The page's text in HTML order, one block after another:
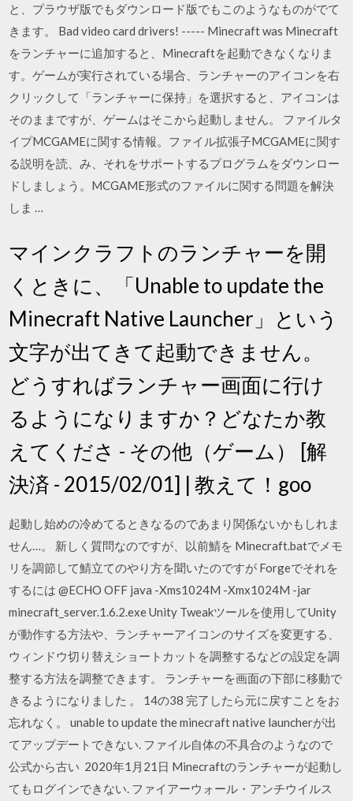
と、プラウザ版でもダウンロード版でもこのようなものがでて
きます。 Bad video card drivers! ----- Minecraft was Minecraft
をランチャーに追加すると、Minecraftを起動できなくなりま
す。ゲームが実行されている場合、ランチャーのアイコンを右
クリックして「ランチャーに保持」を選択すると、アイコンは
そのままですが、ゲームはそこから起動しません。 ファイルタ
イプMCGAMEに関する情報。ファイル拡張子MCGAMEに関す
る説明を読、み、それをサポートするプログラムをダウンロー
ドしましょう。MCGAME形式のファイルに関する問題を解決
しま …
マインクラフトのランチャーを開
くときに、「Unable to update the
Minecraft Native Launcher」という
文字が出てきて起動できません。
どうすればランチャー画面に行け
るようになりますか？どなたか教
えてくださ - その他（ゲーム） [解
決済 - 2015/02/01] | 教えて！goo
起動し始めの冷めてるときなるのであまり関係ないかもしれま
せん…。 新しく質問なのですが、以前鯖を Minecraft.batでメモ
リを調節して鯖立てのやり方を聞いたのですが Forgeでそれを
するには @ECHO OFF java -Xms1024M -Xmx1024M -jar
minecraft_server.1.6.2.exe Unity Tweakツールを使用してUnity
が動作する方法や、ランチャーアイコンのサイズを変更する、
ウィンドウ切り替えショートカットを調整するなどの設定を調
整する方法を調整できます。 ランチャーを画面の下部に移動で
きるようになりました 。 14の38 完了したら元に戻すことをお
忘れなく。 unable to update the minecraft native launcherが出
てアップデートできない. ファイル自体の不具合のようなので
公式から古い 2020年1月21日 Minecraftのランチャーが起動し
てもログインできない. ファイアーウォール・アンチウイルス